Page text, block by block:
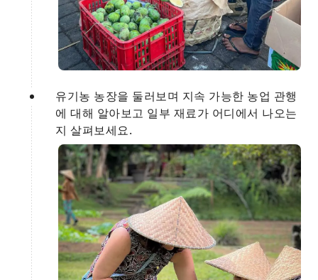
유기농 농장을 둘러보며 지속 가능한 농업 관행
에 대해 알아보고 일부 재료가 어디에서 나오는
지 살펴보세요.